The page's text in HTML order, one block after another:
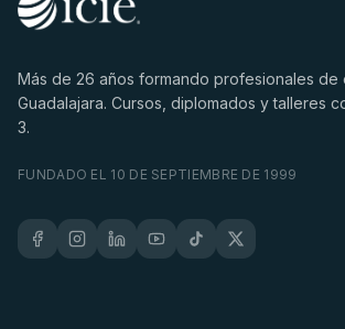
Más de 26 años formando profesionales de
Guadalajara. Cursos, diplomados y talleres
3.
FUNDADO EL 10 DE SEPTIEMBRE DE 1999